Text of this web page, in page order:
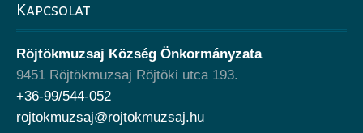
Kapcsolat
Röjtökmuzsaj Község Önkormányzata
9451 Röjtökmuzsaj Röjtöki utca 193.
+36-99/544-052
rojtokmuzsaj@rojtokmuzsaj.hu